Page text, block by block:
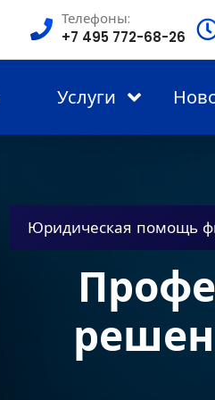
Телефоны:
+7 495 772-68-26
Услуги
Юридическая помощь